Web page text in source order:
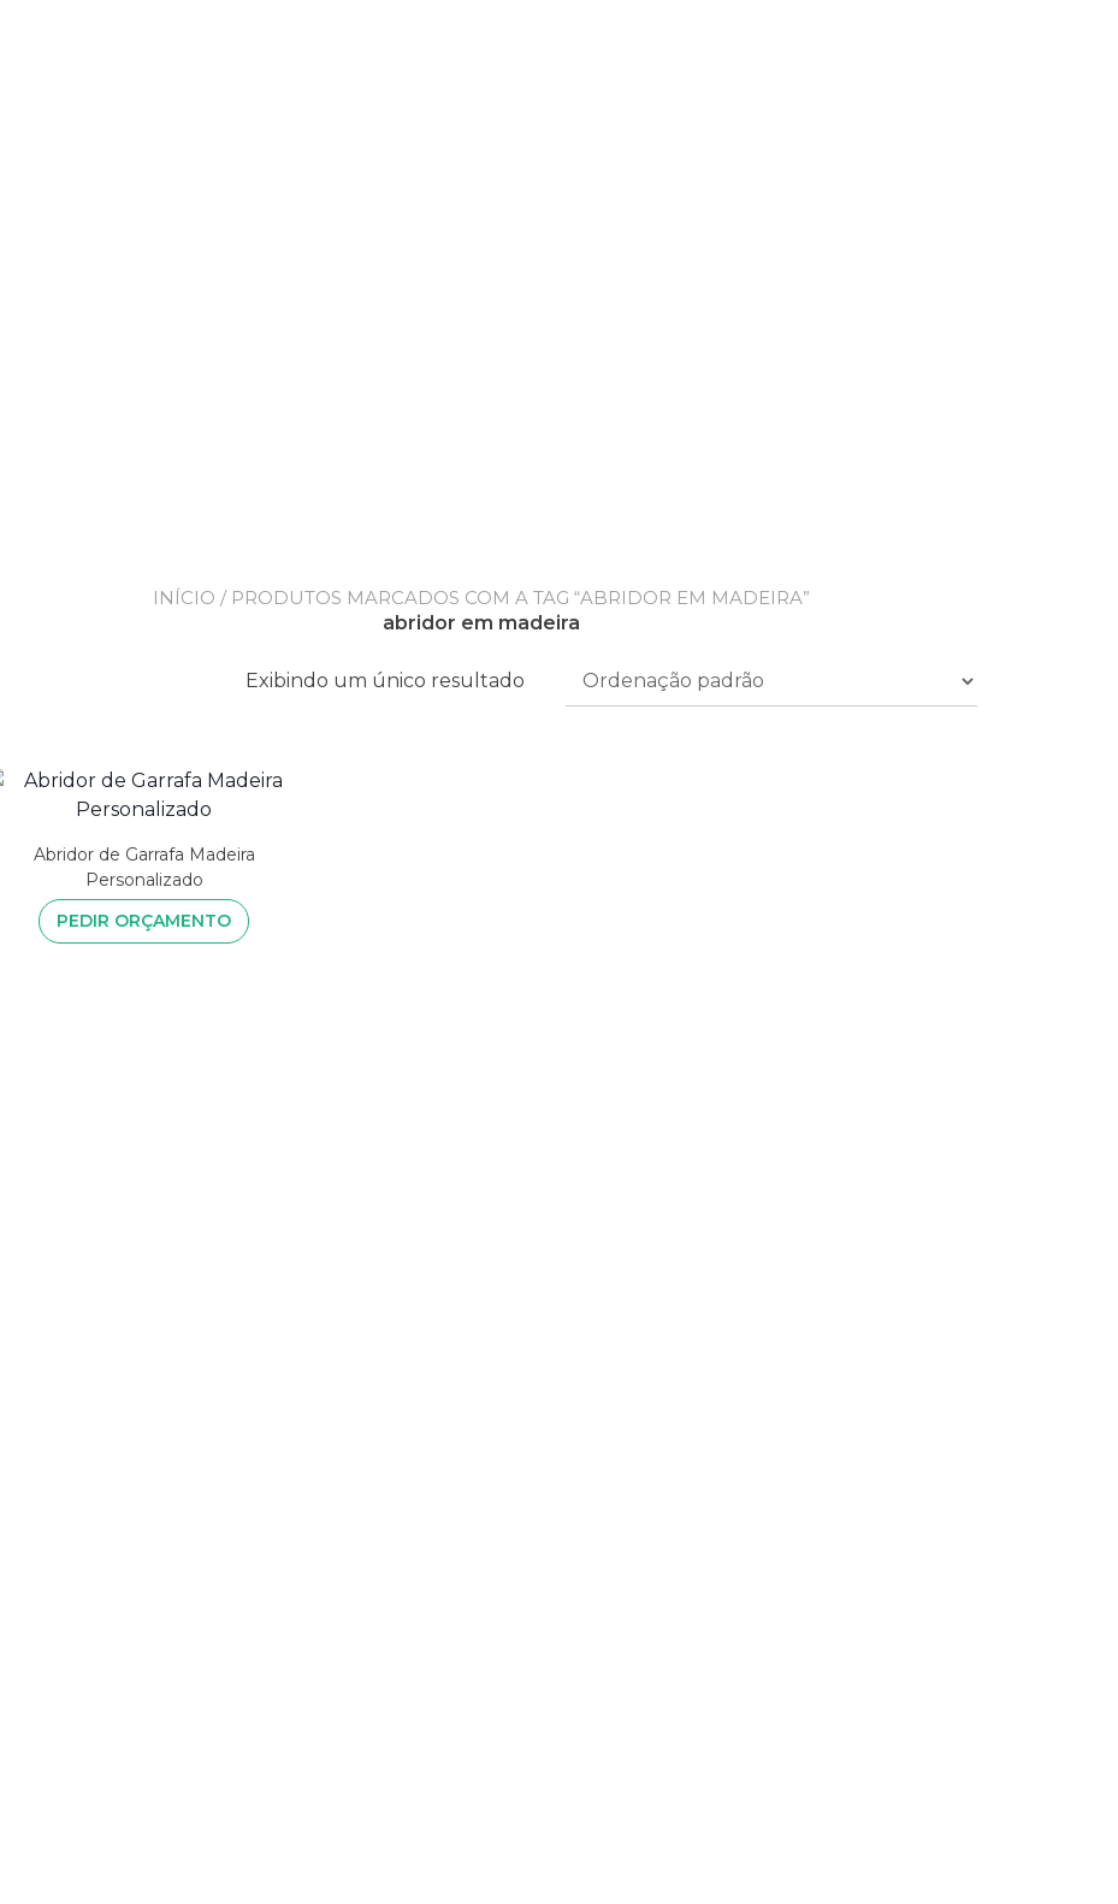
INÍCIO / PRODUTOS MARCADOS COM A TAG “ABRIDOR EM MADEIRA”
abridor em madeira
Exibindo um único resultado
Abridor de Garrafa Madeira
Personalizado
PEDIR ORÇAMENTO